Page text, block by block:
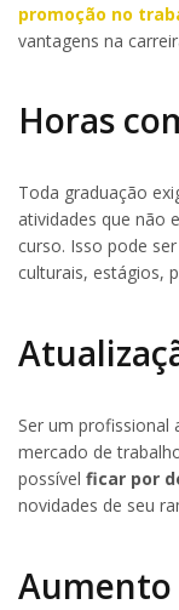
promoção no
vantagens na
Horas
Toda graduação
atividades que não
curso. Isso pode
culturais, estágios,
Ser um profissional
mercado de
possível ficar por
novidades de seu